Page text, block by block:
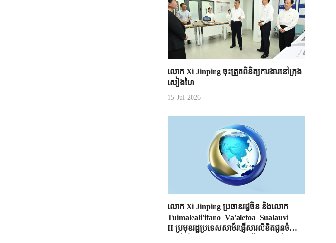
លោក Xi Jinping ចុះត្រួតពិនិត្យការងារនៅក្រុង
សៀងហៃ
15-Jul-2026
លោក​ ​Xi Jinping ប្រធានរដ្ឋចិន​ និងលោក​
Tuimaleali'ifano Va'aletoa Sualauvi
II ប្រមុខរដ្ឋ​ប្រទេស​សាម័រផ្ញើសារលិខិតជូនចំពោះ